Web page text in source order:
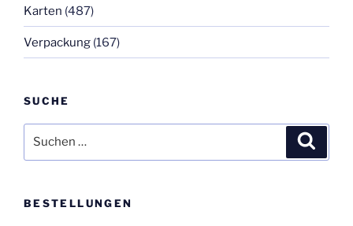
Karten (487)
Verpackung (167)
SUCHE
nach:
BESTELLUNGEN